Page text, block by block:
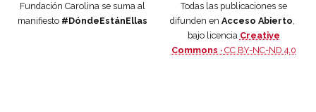
Fundación Carolina se suma al
manifiesto #DóndeEstánEllas
Todas las publicaciones se
difunden en Acceso Abierto,
bajo licencia Creative
Commons · CC BY-NC-ND 4.0